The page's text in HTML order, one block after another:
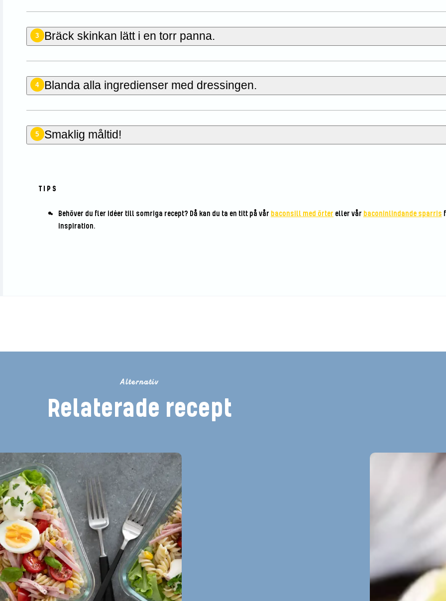
3 Bräck skinkan lätt i en torr panna.
4 Blanda alla ingredienser med dressingen.
5 Smaklig måltid!
TIPS
Behöver du fler idéer till somriga recept? Då kan du ta en titt på vår baconsill med örter eller vår baconinlindande sparris
inspiration.
Alternativ
Relaterade recept